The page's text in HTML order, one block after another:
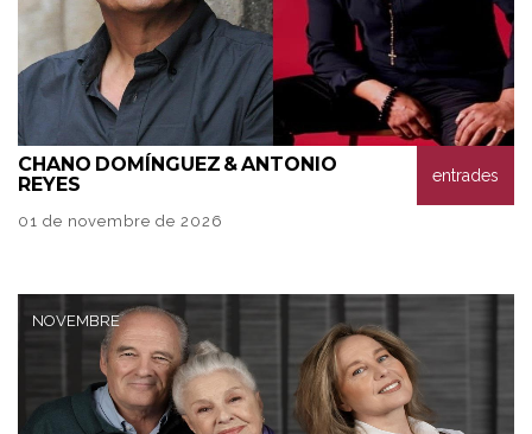
CHANO DOMÍNGUEZ & ANTONIO
REYES
01 de novembre de 2026
entrades
NOVEMBRE